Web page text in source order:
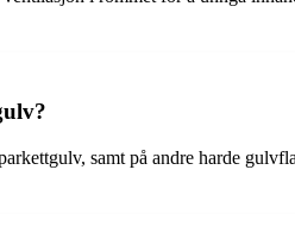
samt på andre harde